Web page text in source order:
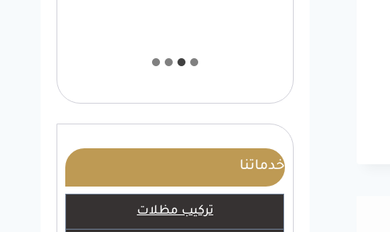
خدماتنا
تركيب مظلات